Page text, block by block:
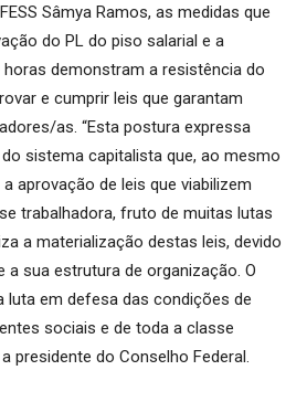
Sâmya Ramos, as medidas que
do PL do piso salarial e a
demonstram a resistência do
e cumprir leis que garantam
as. “Esta postura expressa
sistema capitalista que, ao mesmo
aprovação de leis que viabilizem
trabalhadora, fruto de muitas lutas
a materialização destas leis, devido
a sua estrutura de organização. O
luta em defesa das condições de
sociais e de toda a classe
presidente do Conselho Federal.